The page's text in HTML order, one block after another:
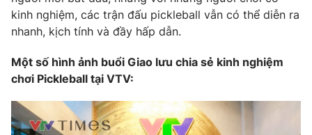
kinh nghiệm, các trận đấu pickleball vẫn có thể diễn ra
nhanh, kịch tính và đầy hấp dẫn.
Một số hình ảnh buổi Giao lưu chia sẻ kinh nghiệm
chơi Pickleball tại VTV: